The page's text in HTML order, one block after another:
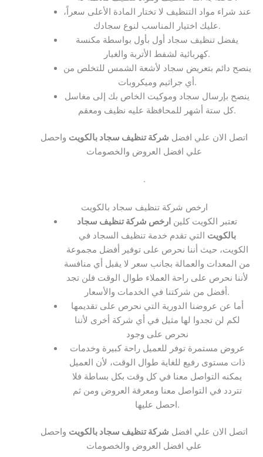
عند شراء مواد التنظيف لا تختار المادة الأعلى سعراً،
عليك اختيار المناسب لنوع سجادك.
يفضل تنظيف سجاد أول بأول بواسطة مكنسة
كهربائية لشفط الأتربة والغبار.
ينصح دائم بتعريض سجاد لأشعة الشمس للتخلص من
أي جراثيم وميكروبات.
ينصح بإرسال سجاد وموكيت الخاص بك إلى مغاسل
كل ستة أشهر للمحافظة عليه نظيف ومعقم.
اتصل الان علي افضل شركة تنظيف سجاد بالكويت واحصل
علي افضل العروض والخصومات
.
ارخص شركة تنظيف سجاد بالكويت
تعتبر الكويت كلين ارخص شركة تنظيف سجاد
بالكويت التي تقدم خدمة تنظيف السجاد في
الكويت، حيث أننا نحرص على توفير أفضل مجموعة
من المعدات والعمالة بجانب سعر لا يقبل أي منافسة
لأننا نحرص على راحة العملاء طوال الوقت فلن تجد
أفضل من شركتنا في الخدمات والأسعار.
أما عن عروضنا الدورية التي نحرص على تقديمها
لكم لن تجدوا لها مثيل في أي شركة أخرى لأننا
نحرص على وجود
عروض مستمرة توفر للعميل راحة كبيرة وخدمات
ذات مستوى رفيع للغاية طوال الوقت، لأن العميل
يمكنه التواصل معنا في كل وقت بكل بساطة فلا
تتردد في التواصل معنا ومعرفة العروض ومن ثم
احصل عليها.
اتصل الان علي افضل شركة تنظيف سجاد بالكويت واحصل
علي افضل العروض والخصومات